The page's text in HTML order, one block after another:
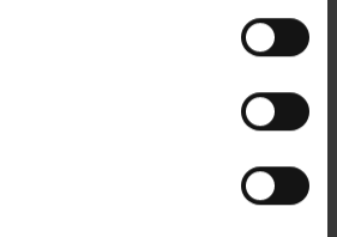
sulla tua posizione
di qualche
dispositivo, scansionandolo